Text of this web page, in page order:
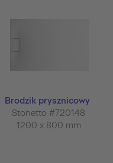
Brodzik prysznicowy
Stonetto #720148
1200 x 800 mm